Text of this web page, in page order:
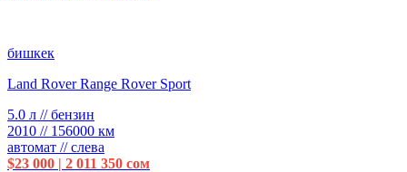
бишкек
Land Rover Range Rover Sport
5.0 л // бензин
2010 // 156000 км
автомат // слева
$23 000 | 2 011 350 сом